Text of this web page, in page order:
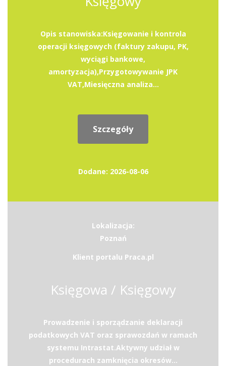
Opis stanowiska:Księgowanie i kontrola
operacji księgowych (faktury zakupu, PK,
wyciągi bankowe,
amortyzacja),Przygotowywanie JPK
VAT,Miesięczna analiza...
Szczegóły
Dodane: 2026-08-06
Lokalizacja:
Poznań
Klient portalu Praca.pl
Księgowa / Księgowy
Prowadzenie i sporządzanie deklaracji
podatkowych VAT oraz sprawozdań w ramach
systemu Intrastat.Aktywny udział w
procedurach zamknięcia okresów...